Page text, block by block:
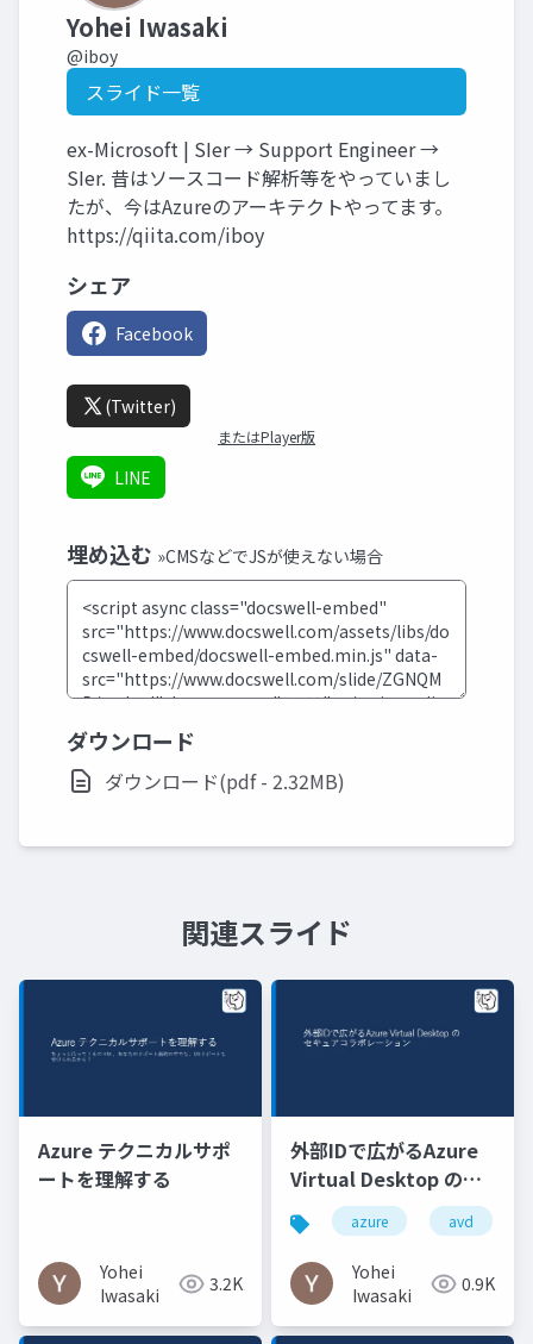
Yohei Iwasaki
@iboy
スライド一覧
ex-Microsoft | SIer → Support Engineer →
SIer. 昔はソースコード解析等をやっていまし
たが、今はAzureのアーキテクトやってます。
https://qiita.com/iboy
シェア
Facebook
(Twitter)
またはPlayer版
LINE
埋め込む »CMSなどでJSが使えない場合
ダウンロード
ダウンロード(pdf - 2.32MB)
関連スライド
Azure テクニカルサポ
ートを理解する
Yohei
Iwasaki
3.2K
外部IDで広がるAzure
Virtual Desktop のセ
キュアコラボレーショ
ン
azure avd
Yohei
Iwasaki
0.9K